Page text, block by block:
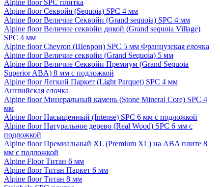
Alpine floor SPC плитка
Alpine floor Секвойя (Sequoia) SPC 4 мм
Alpine floor Величие Секвойи (Grand sequoia) SPC 4 мм
Alpine floor Величие секвойи дикой (Grand sequoia Village)
SPC 4 мм
Alpine floor Chevron (Шеврон) SPC 5 мм Французская елочка
Alpine floor Величие секвойи (Grand Sequoia) 5 мм
Alpine floor Величие Секвойи Премиум (Grand Sequoia
Superior ABA) 8 мм с подложкой
Alpine floor Легкий Паркет (Light Parquet) SPC 4 мм
Английская елочка
Alpine floor Минеральный камень (Stone Mineral Core) SPC 4
мм
Alpine floor Насыщенный (Intense) SPC 6 мм с подложкой
Alpine floor Натуральное дерево (Real Wood) SPC 6 мм с
подложкой
Alpine floor Премиальный XL (Premium XL) на ABA плите 8
мм с подложкой
Alpine Floor Титан 6 мм
Alpine floor Титан Паркет 6 мм
Alpine floor Титан 8 мм